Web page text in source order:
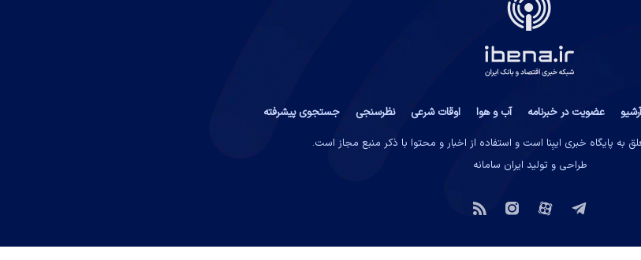
آرشیو عضویت در خبرنامه آب و هوا اوقات شرعی نظرسنجی
جستجوی پیشرفته
به پایگاه خبری ایبِنا است و استفاده از اخبار و محتوا با ذکر منبع مجاز است.
طراحی و تولید ایران سامانه